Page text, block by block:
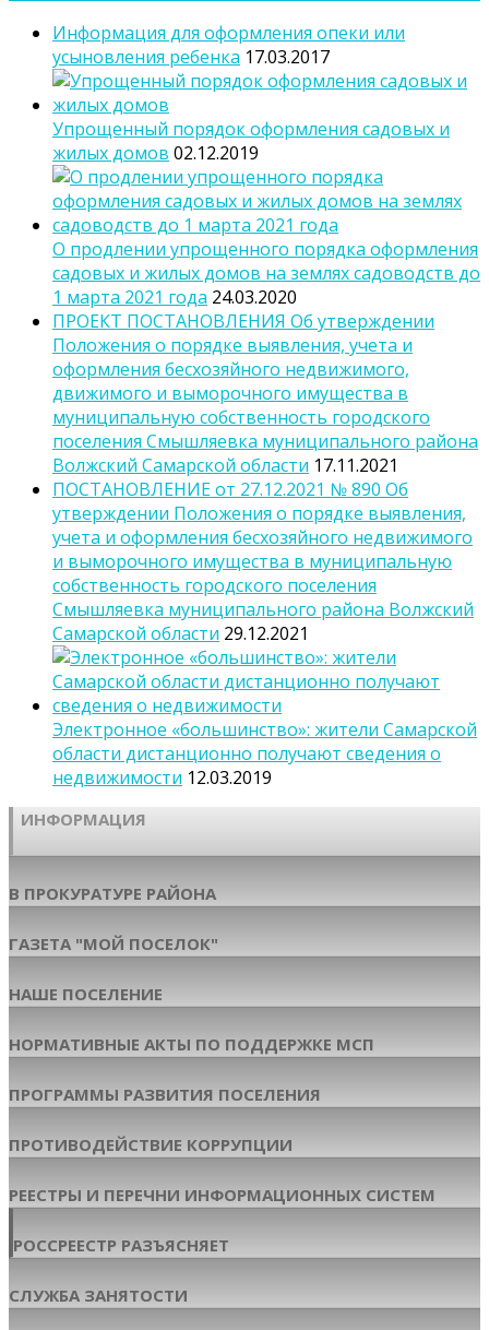
Информация для оформления опеки или
усыновления ребенка 17.03.2017
Упрощенный порядок оформления садовых и
жилых домов 02.12.2019
О продлении упрощенного порядка оформления
садовых и жилых домов на землях садоводств до
1 марта 2021 года 24.03.2020
ПРОЕКТ ПОСТАНОВЛЕНИЯ Об утверждении
Положения о порядке выявления, учета и
оформления бесхозяйного недвижимого,
движимого и выморочного имущества в
муниципальную собственность городского
поселения Смышляевка муниципального района
Волжский Самарской области 17.11.2021
ПОСТАНОВЛЕНИЕ от 27.12.2021 № 890 Об
утверждении Положения о порядке выявления,
учета и оформления бесхозяйного недвижимого
и выморочного имущества в муниципальную
собственность городского поселения
Смышляевка муниципального района Волжский
Самарской области 29.12.2021
Электронное «большинство»: жители Самарской
области дистанционно получают сведения о
недвижимости 12.03.2019
ИНФОРМАЦИЯ
В ПРОКУРАТУРЕ РАЙОНА
ГАЗЕТА "МОЙ ПОСЕЛОК"
НАШЕ ПОСЕЛЕНИЕ
НОРМАТИВНЫЕ АКТЫ ПО ПОДДЕРЖКЕ МСП
ПРОГРАММЫ РАЗВИТИЯ ПОСЕЛЕНИЯ
ПРОТИВОДЕЙСТВИЕ КОРРУПЦИИ
РЕЕСТРЫ И ПЕРЕЧНИ ИНФОРМАЦИОННЫХ СИСТЕМ
РОССРЕЕСТР РАЗЪЯСНЯЕТ
СЛУЖБА ЗАНЯТОСТИ